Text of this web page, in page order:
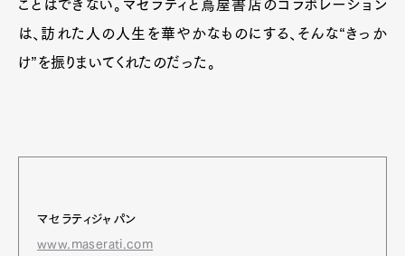
ことはできない。マセラティと蔦屋書店のコラボレーション
は、訪れた人の人生を華やかなものにする、そんな“きっか
け”を振りまいてくれたのだった。
マセラティジャパン
www.maserati.com